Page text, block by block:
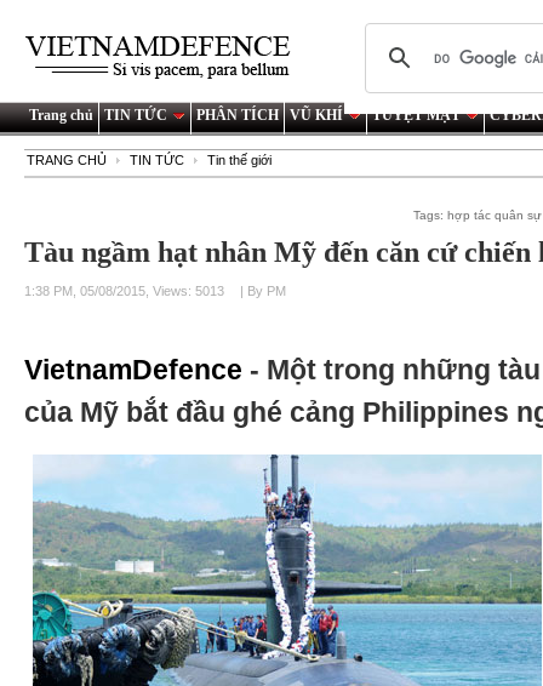
Trang chủ TIN TỨC PHÂN TÍCH VŨ KHÍ TUYỆT MẬT
TRANG CHỦ TIN TỨC Tin thế giới
Tags:hợp tác quân sự
Tàu ngầm hạt nhân Mỹ đến căn cứ chiến
1:38 PM, 05/08/2015, Views: 5013 | By PM
VietnamDefence - Một trong những
của Mỹ bắt đầu ghé cảng Philippines